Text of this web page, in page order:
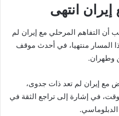
انتهى
أن التفاهم المرحلي مع إيران لم
المسار منتهيا، في أحدث موقف
وطهران.
مع إيران لم تعد ذات جدوى،
في إشارة إلى تراجع الثقة في